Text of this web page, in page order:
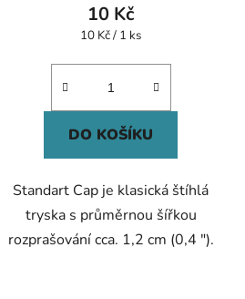
10 Kč
Měrná
10 Kč / 1 ks
DO KOŠÍKU
Standart Cap je klasická štíhlá
tryska s průměrnou šířkou
rozprašování cca. 1,2 cm (0,4 ").